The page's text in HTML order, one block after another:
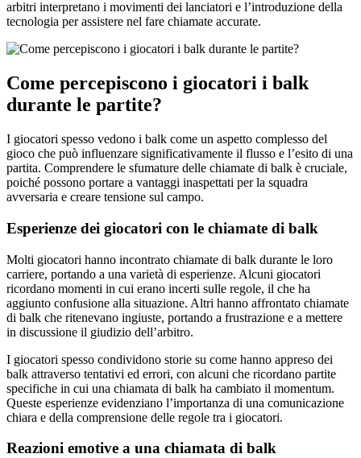
arbitri interpretano i movimenti dei lanciatori e l’introduzione della
tecnologia per assistere nel fare chiamate accurate.
Come percepiscono i giocatori i balk
durante le partite?
I giocatori spesso vedono i balk come un aspetto complesso del
gioco che può influenzare significativamente il flusso e l’esito di una
partita. Comprendere le sfumature delle chiamate di balk è cruciale,
poiché possono portare a vantaggi inaspettati per la squadra
avversaria e creare tensione sul campo.
Esperienze dei giocatori con le chiamate di balk
Molti giocatori hanno incontrato chiamate di balk durante le loro
carriere, portando a una varietà di esperienze. Alcuni giocatori
ricordano momenti in cui erano incerti sulle regole, il che ha
aggiunto confusione alla situazione. Altri hanno affrontato chiamate
di balk che ritenevano ingiuste, portando a frustrazione e a mettere
in discussione il giudizio dell’arbitro.
I giocatori spesso condividono storie su come hanno appreso dei
balk attraverso tentativi ed errori, con alcuni che ricordano partite
specifiche in cui una chiamata di balk ha cambiato il momentum.
Queste esperienze evidenziano l’importanza di una comunicazione
chiara e della comprensione delle regole tra i giocatori.
Reazioni emotive a una chiamata di balk